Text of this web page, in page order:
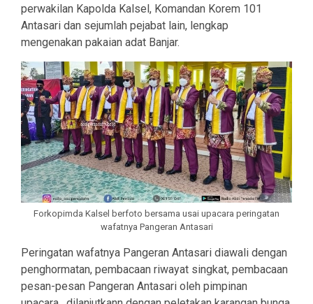
perwakilan Kapolda Kalsel, Komandan Korem 101
Antasari dan sejumlah pejabat lain, lengkap
mengenakan pakaian adat Banjar.
Forkopimda Kalsel berfoto bersama usai upacara peringatan
wafatnya Pangeran Antasari
Peringatan wafatnya Pangeran Antasari diawali dengan
penghormatan, pembacaan riwayat singkat, pembacaan
pesan-pesan Pangeran Antasari oleh pimpinan